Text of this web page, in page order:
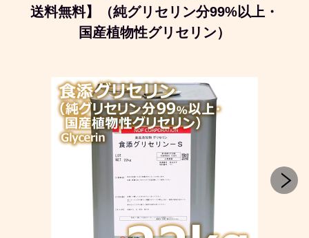
送料無料】（純グリセリン分99%以上・
国産植物性グリセリン）